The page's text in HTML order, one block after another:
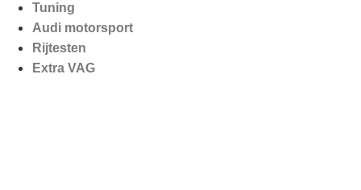
Tuning
Audi motorsport
Rijtesten
Extra VAG